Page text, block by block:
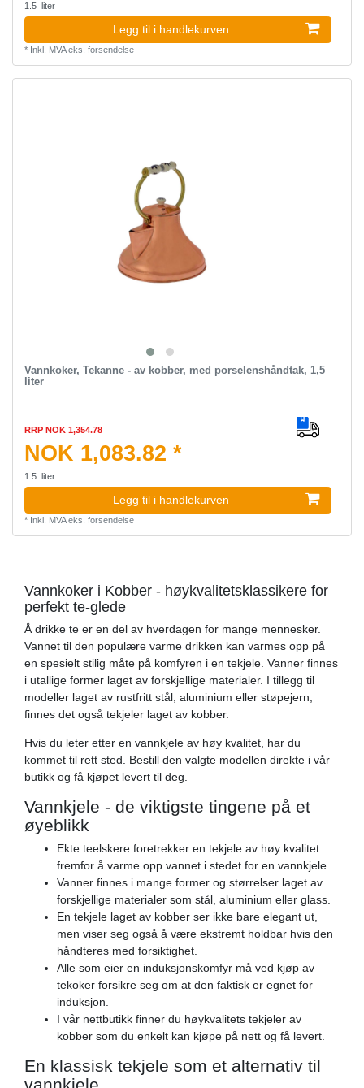
1.5 liter
Legg til i handlekurven
* Inkl. MVAeks. forsendelse
Vannkoker, Tekanne - av kobber, med porselenshåndtak, 1,5
liter
RRP NOK 1,354.78
NOK 1,083.82 *
1.5 liter
Legg til i handlekurven
* Inkl. MVAeks. forsendelse
Vannkoker i Kobber - høykvalitetsklassikere for
perfekt te-glede
Å drikke te er en del av hverdagen for mange mennesker.
Vannet til den populære varme drikken kan varmes opp på
en spesielt stilig måte på komfyren i en tekjele. Vanner finnes
i utallige former laget av forskjellige materialer. I tillegg til
modeller laget av rustfritt stål, aluminium eller støpejern,
finnes det også tekjeler laget av kobber.
Hvis du leter etter en vannkjele av høy kvalitet, har du
kommet til rett sted. Bestill den valgte modellen direkte i vår
butikk og få kjøpet levert til deg.
Vannkjele - de viktigste tingene på et
øyeblikk
Ekte teelskere foretrekker en tekjele av høy kvalitet
fremfor å varme opp vannet i stedet for en vannkjele.
Vanner finnes i mange former og størrelser laget av
forskjellige materialer som stål, aluminium eller glass.
En tekjele laget av kobber ser ikke bare elegant ut,
men viser seg også å være ekstremt holdbar hvis den
håndteres med forsiktighet.
Alle som eier en induksjonskomfyr må ved kjøp av
tekoker forsikre seg om at den faktisk er egnet for
induksjon.
I vår nettbutikk finner du høykvalitets tekjeler av
kobber som du enkelt kan kjøpe på nett og få levert.
En klassisk tekjele som et alternativ til
vannkjele